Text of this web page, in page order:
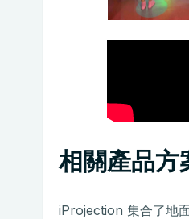
相關產品方
iProjection 集合了地